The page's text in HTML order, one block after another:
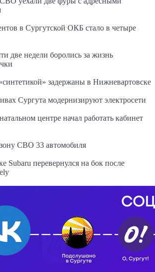
в Сургутской ОКБ стало в четыре
две недели боролись за жизнь
задержаны в Нижневартовске
Сургута модернизируют электросети
центре начал работать кабинет
СВО 33 автомобиля
перевернулся на бок после